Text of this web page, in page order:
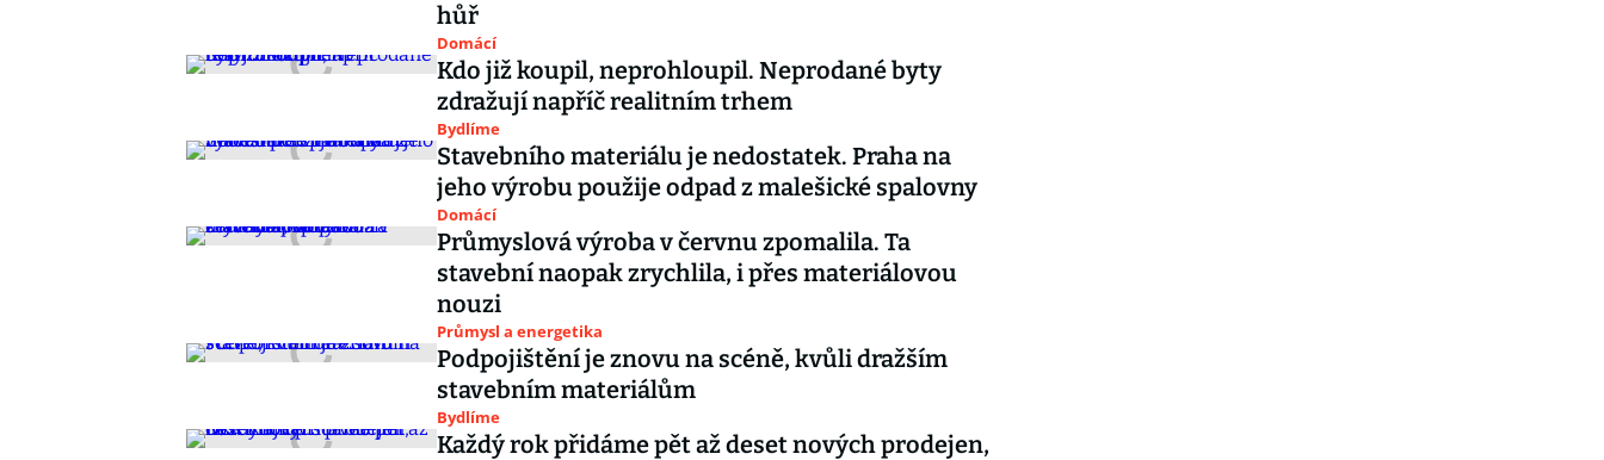
hůř
Domácí
Kdo již koupil, neprohloupil. Neprodané byty
zdražují napříč realitním trhem
Bydlíme
Stavebního materiálu je nedostatek. Praha na
jeho výrobu použije odpad z malešické spalovny
Domácí
Průmyslová výroba v červnu zpomalila. Ta
stavební naopak zrychlila, i přes materiálovou
nouzi
Průmysl a energetika
Podpojištění je znovu na scéně, kvůli dražším
stavebním materiálům
Bydlíme
Každý rok přidáme pět až deset nových prodejen,